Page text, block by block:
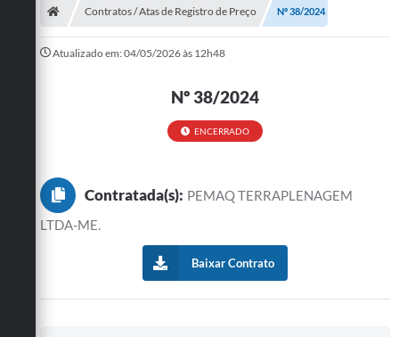
A Nossa Cidade
Contratos / Atas de Registro de Preço Nº 38/2024
Atualizado em: 04/05/2026 às 12h48
Nº 38/2024
ENCERRADO
Contratada(s): PEMAQ TERRAPLENAGEM
LTDA-ME.
Baixar Contrato